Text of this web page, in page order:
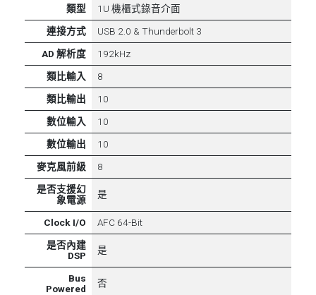
類型
1U 機櫃式錄音介面
連接方式
USB 2.0 & Thunderbolt 3
AD 解析度
192kHz
類比輸入
8
類比輸出
10
數位輸入
10
數位輸出
10
麥克風前級
8
是否支援幻
象電源
是
Clock I/O
AFC 64-Bit
是否內建
DSP
是
Bus
Powered
否